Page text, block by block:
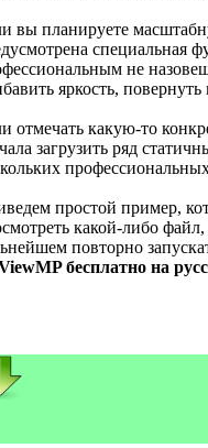
вы планируете
специальная
не
яркость,
отмечать какую-то
загрузить ряд
простой пример,
какой-либо
повторно
бесплатно на